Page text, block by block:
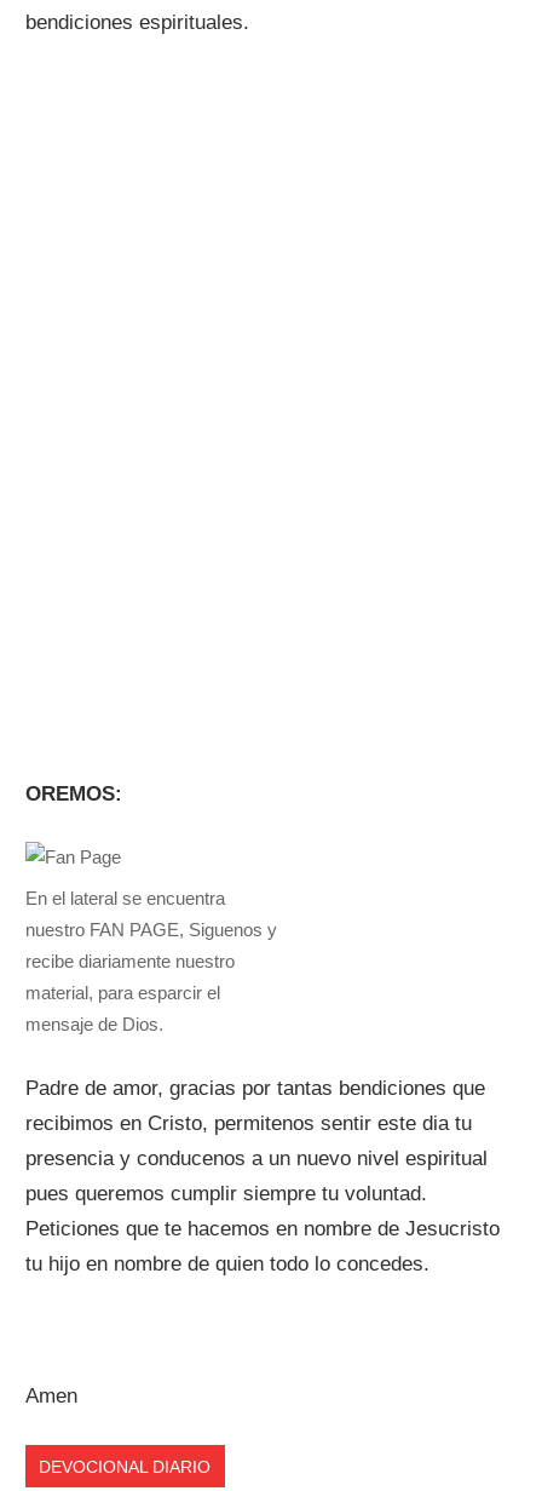
bendiciones espirituales.
OREMOS:
En el lateral se encuentra
nuestro FAN PAGE, Siguenos y
recibe diariamente nuestro
material, para esparcir el
mensaje de Dios.
Padre de amor, gracias por tantas bendiciones que
recibimos en Cristo, permitenos sentir este dia tu
presencia y conducenos a un nuevo nivel espiritual
pues queremos cumplir siempre tu voluntad.
Peticiones que te hacemos en nombre de Jesucristo
tu hijo en nombre de quien todo lo concedes.
Amen
DEVOCIONAL DIARIO